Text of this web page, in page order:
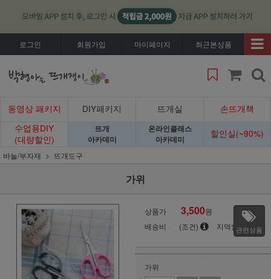
로그인 회원가입 마이페이지 최근본상품
동영상 패키지 DIY패키지 뜨개실
손뜨개책
수업용DIY
(대량할인)
뜨개
아카데미
온라인클래스
아카데미
할인실(~90%)
바늘/부자재 뜨개도구
가위
상품가 3,500원
배송비
(조건) 지역별관련상품
가위